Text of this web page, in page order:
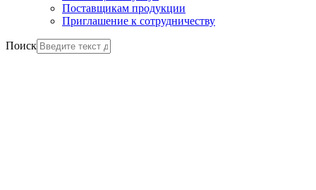
Поставщикам продукции
Приглашение к сотрудничеству
Поиск